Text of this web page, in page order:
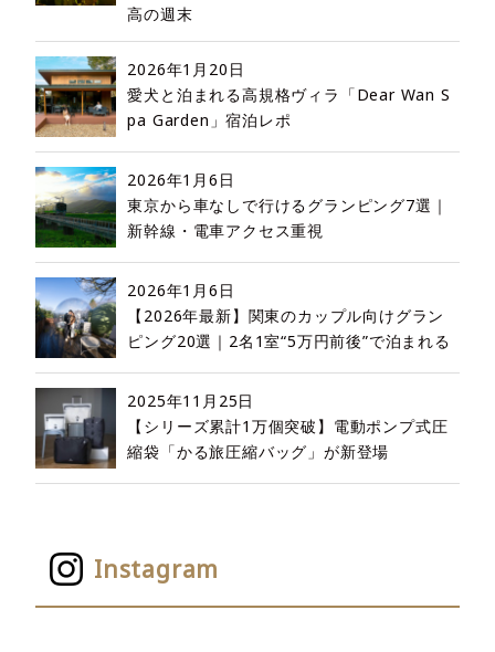
高の週末
2026年1月20日
愛犬と泊まれる高規格ヴィラ「Dear Wan S
pa Garden」宿泊レポ
2026年1月6日
東京から車なしで行けるグランピング7選｜
新幹線・電車アクセス重視
2026年1月6日
【2026年最新】関東のカップル向けグラン
ピング20選｜2名1室“5万円前後”で泊まれる
2025年11月25日
【シリーズ累計1万個突破】電動ポンプ式圧
縮袋「かる旅圧縮バッグ」が新登場
Instagram